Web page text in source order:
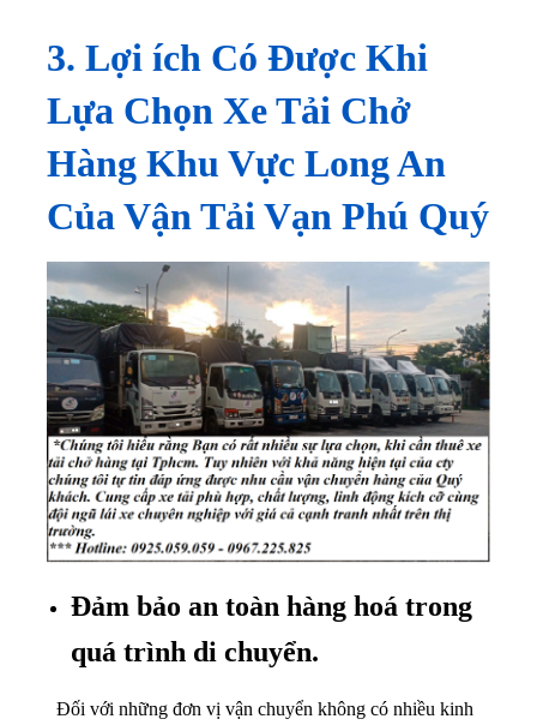
3. Lợi ích Có Được Khi
Lựa Chọn Xe Tải Chở
Hàng Khu Vực Long An
Của Vận Tải Vạn Phú Quý
Đảm bảo an toàn hàng hoá trong
quá trình di chuyển.
Đối với những đơn vị vận chuyển không có nhiều kinh